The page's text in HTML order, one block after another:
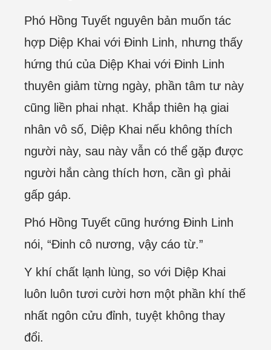
Phó Hồng Tuyết nguyên bản muốn tác
hợp Diệp Khai với Đinh Linh, nhưng thấy
hứng thú của Diệp Khai với Đinh Linh
thuyên giảm từng ngày, phần tâm tư này
cũng liền phai nhạt. Khắp thiên hạ giai
nhân vô số, Diệp Khai nếu không thích
người này, sau này vẫn có thể gặp được
người hắn càng thích hơn, cần gì phải
gấp gáp.
Phó Hồng Tuyết cũng hướng Đinh Linh
nói, “Đinh cô nương, vậy cáo từ.”
Y khí chất lạnh lùng, so với Diệp Khai
luôn luôn tươi cười hơn một phần khí thế
nhất ngôn cửu đỉnh, tuyệt không thay
đổi.